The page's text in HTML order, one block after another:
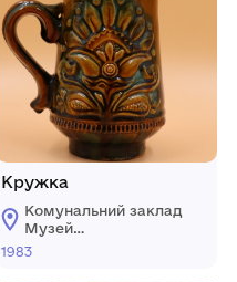
Кружка
Комунальний заклад
Музей
образотворчих
1983